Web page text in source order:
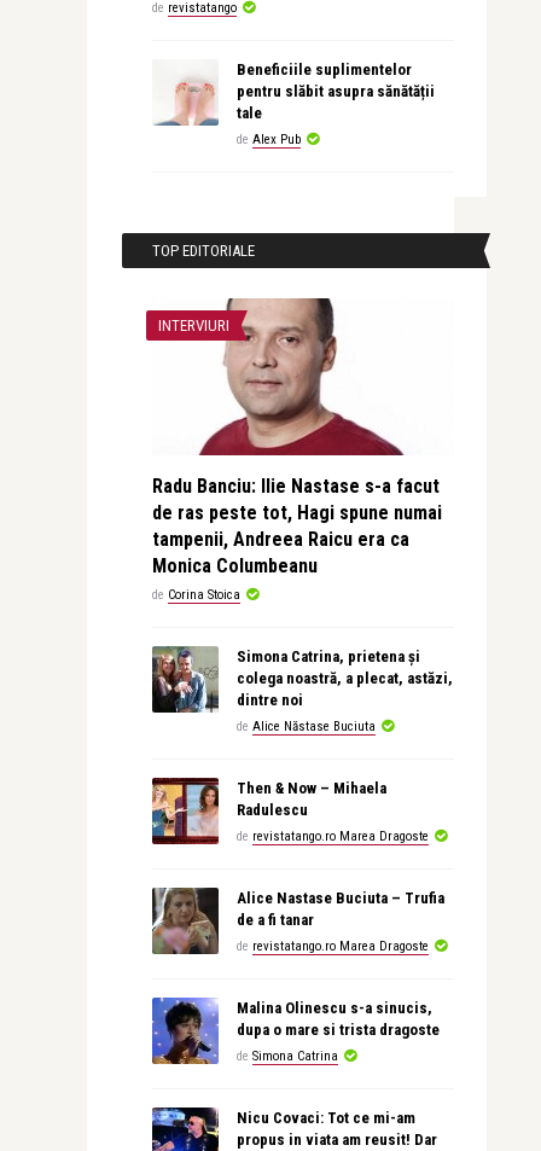
de revistatango
Beneficiile suplimentelor
pentru slăbit asupra sănătății
tale
de Alex Pub
TOP EDITORIALE
INTERVIURI
Radu Banciu: Ilie Nastase s-a facut
de ras peste tot, Hagi spune numai
tampenii, Andreea Raicu era ca
Monica Columbeanu
de Corina Stoica
Simona Catrina, prietena și
colega noastră, a plecat, astăzi,
dintre noi
de Alice Năstase Buciuta
Then & Now – Mihaela
Radulescu
de revistatango.ro Marea Dragoste
Alice Nastase Buciuta – Trufia
de a fi tanar
de revistatango.ro Marea Dragoste
Malina Olinescu s-a sinucis,
dupa o mare si trista dragoste
de Simona Catrina
Nicu Covaci: Tot ce mi-am
propus in viata am reusit! Dar